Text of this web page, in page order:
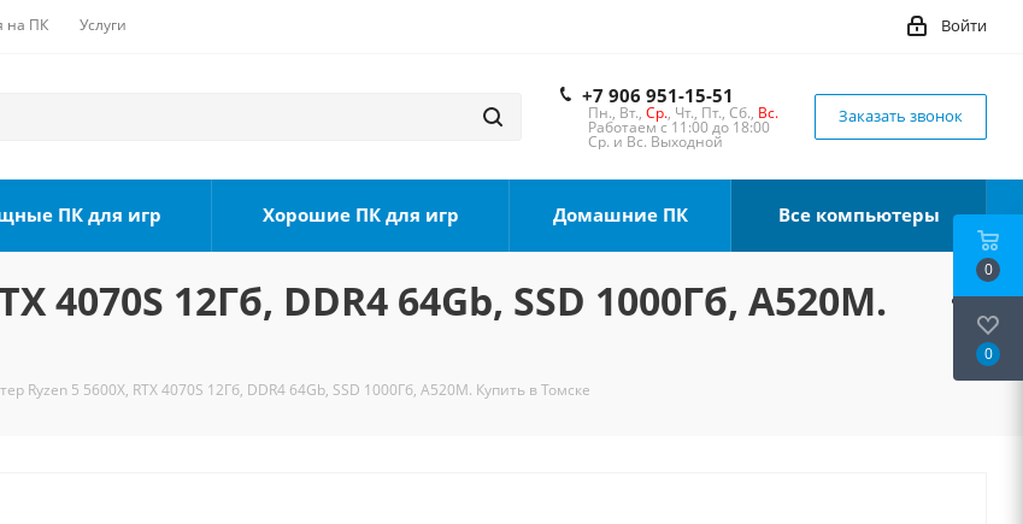
на ПК Услуги Войти
+7 906 951-15-51
Пн., Вт., Ср., Чт., Пт., Сб., Вс.
Работаем с 11:00 до 18:00
Ср. и Вс. Выходной
Заказать звонок
ПК для игр Хорошие ПК для игр Домашние ПК Все компьютеры
4070S 12Гб, DDR4 64Gb, SSD 1000Гб, A520M.
Ryzen 5 5600X, RTX 4070S 12Гб, DDR4 64Gb, SSD 1000Гб, A520M. Купить в Томске
0
0